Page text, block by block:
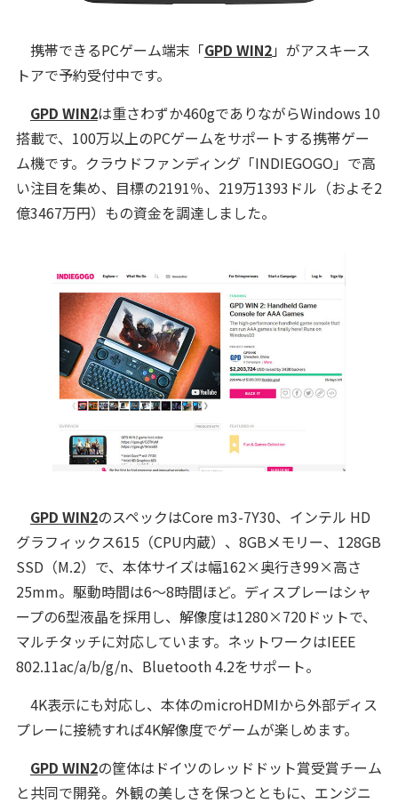
携帯できるPCゲーム端末「GPD WIN2」がアスキース
トアで予約受付中です。
GPD WIN2は重さわずか460gでありながらWindows 10
搭載で、100万以上のPCゲームをサポートする携帯ゲー
ム機です。クラウドファンディング「INDIEGOGO」で高
い注目を集め、目標の2191％、219万1393ドル（およそ2
億3467万円）もの資金を調達しました。
GPD WIN2のスペックはCore m3-7Y30、インテル HD
グラフィックス615（CPU内蔵）、8GBメモリー、128GB
SSD（M.2）で、本体サイズは幅162×奥行き99×高さ
25mm。駆動時間は6～8時間ほど。ディスプレーはシャ
ープの6型液晶を採用し、解像度は1280×720ドットで、
マルチタッチに対応しています。ネットワークはIEEE
802.11ac/a/b/g/n、Bluetooth 4.2をサポート。
4K表示にも対応し、本体のmicroHDMIから外部ディス
プレーに接続すれば4K解像度でゲームが楽しめます。
GPD WIN2の筐体はドイツのレッドドット賞受賞チーム
と共同で開発。外観の美しさを保つとともに、エンジニ